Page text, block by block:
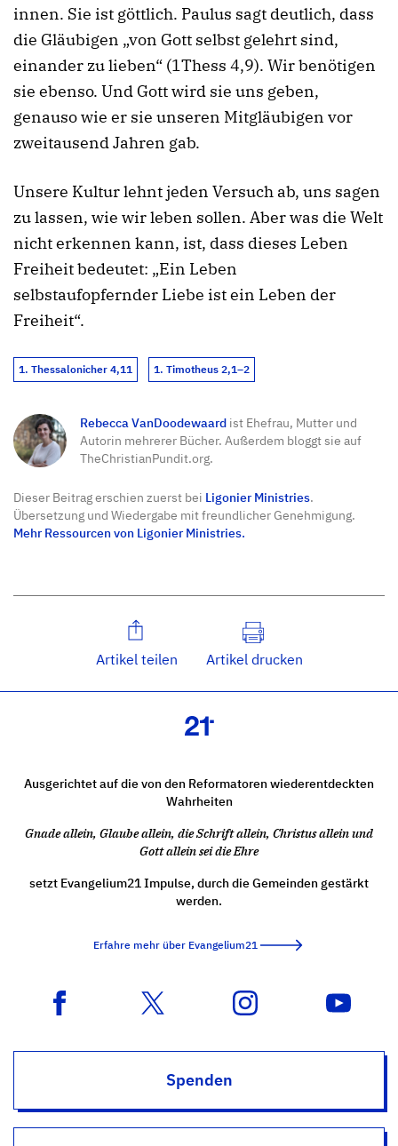
innen. Sie ist göttlich. Paulus sagt deutlich, dass
die Gläubigen „von Gott selbst gelehrt sind,
einander zu lieben“ (1Thess 4,9). Wir benötigen
sie ebenso. Und Gott wird sie uns geben,
genauso wie er sie unseren Mitgläubigen vor
zweitausend Jahren gab.
Unsere Kultur lehnt jeden Versuch ab, uns sagen
zu lassen, wie wir leben sollen. Aber was die Welt
nicht erkennen kann, ist, dass dieses Leben
Freiheit bedeutet: „Ein Leben
selbstaufopfernder Liebe ist ein Leben der
Freiheit“.
1. Thessalonicher 4,11 1. Timotheus 2,1–2
Rebecca VanDoodewaard ist Ehefrau, Mutter und
Autorin mehrerer Bücher. Außerdem bloggt sie auf
TheChristianPundit.org.
Dieser Beitrag erschien zuerst bei Ligonier Ministries.
Übersetzung und Wiedergabe mit freundlicher Genehmigung.
Mehr Ressourcen von Ligonier Ministries.
Artikel teilen Artikel drucken
Ausgerichtet auf die von den Reformatoren wiederentdeckten
Wahrheiten
Gnade allein, Glaube allein, die Schrift allein, Christus allein und
Gott allein sei die Ehre
setzt Evangelium21 Impulse, durch die Gemeinden gestärkt
werden.
Erfahre mehr über Evangelium21
Spenden